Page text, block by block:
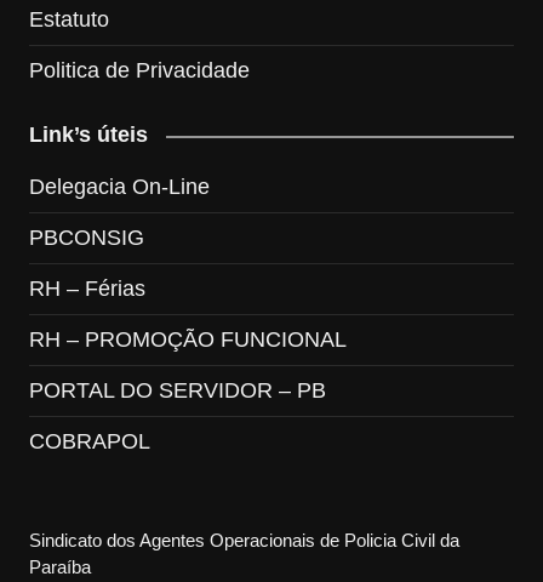
Estatuto
Politica de Privacidade
Link’s úteis
Delegacia On-Line
PBCONSIG
RH – Férias
RH – PROMOÇÃO FUNCIONAL
PORTAL DO SERVIDOR – PB
COBRAPOL
Sindicato dos Agentes Operacionais de Policia Civil da
Paraíba